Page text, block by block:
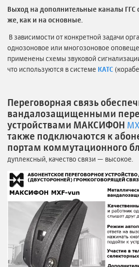
Выход на дополнительные каналы ГГС
же, как и на основные.
В зависимости от конкретной задачи
однозоновое или многозоновое
применены схемы звуковой
что используются в системе КАТС
Переговорная связь
вандалозащищенными
устройствами МАКСИФОН
также подключаются к
портам коммутационного
дуплексный, качество связи — высокое.